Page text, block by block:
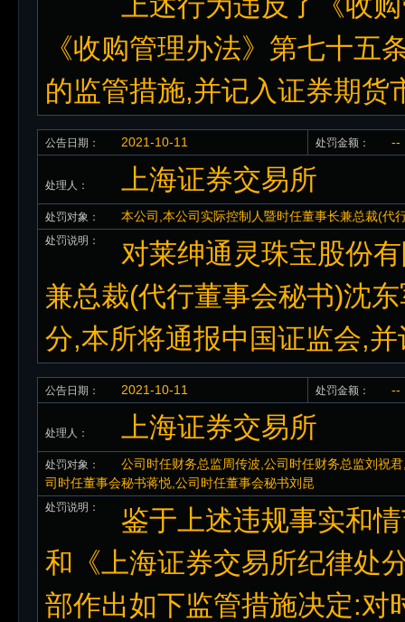
《收购管理办法》第七十五
的监管措施,并记入证券期货
公告日期： 2021-10-11 处罚金额： --
处理人： 上海证券交易所
处罚对象： 本公司,本公司实际控制人暨时任董事长兼总裁(代
处罚说明：
对莱绅通灵珠宝股份
兼总裁(代行董事会秘书)沈
分,本所将通报中国证监会,
公告日期： 2021-10-11 处罚金额： --
处理人： 上海证券交易所
处罚对象：
公司时任财务总监周传波,公司时任财务总监刘祝
司时任董事会秘书蒋悦,公司时任董事会秘书刘昆
处罚说明：
鉴于上述违规事实和
和《上海证券交易所纪律处
部作出如下监管措施决定:对